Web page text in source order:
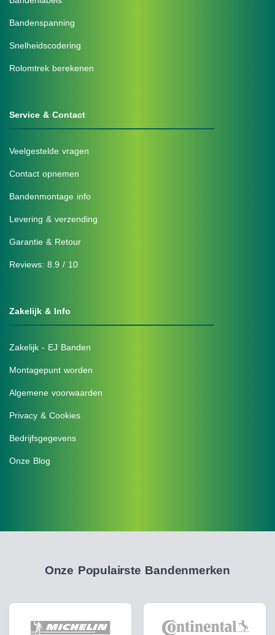
Bandenspanning
Snelheidscodering
Rolomtrek berekenen
Service & Contact
Veelgestelde vragen
Contact opnemen
Bandenmontage info
Levering & verzending
Garantie & Retour
Reviews: 8.9 / 10
Zakelijk & Info
Zakelijk - EJ Banden
Montagepunt worden
Algemene voorwaarden
Privacy & Cookies
Bedrijfsgegevens
Onze Blog
Onze Populairste Bandenmerken